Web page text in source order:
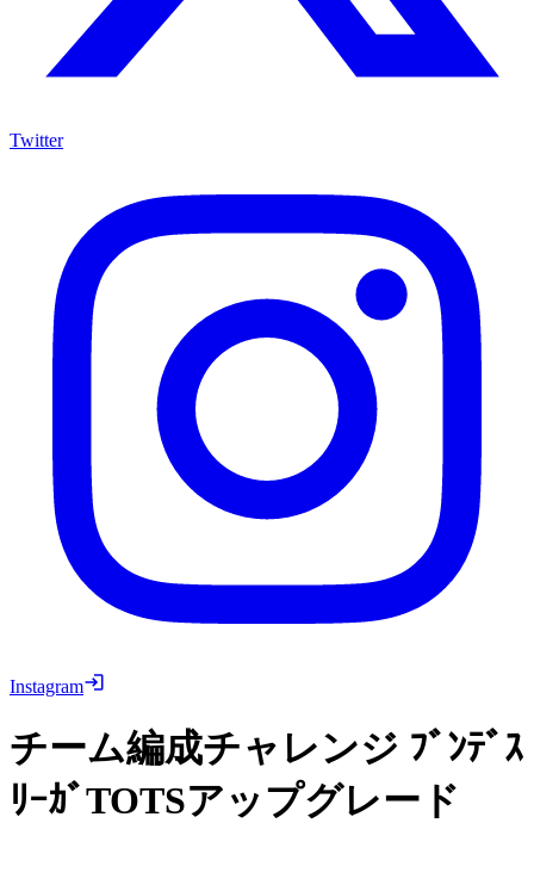
Twitter
Instagram
チーム編成チャレンジ ﾌﾞﾝﾃﾞｽ
ﾘｰｶﾞTOTSアップグレード